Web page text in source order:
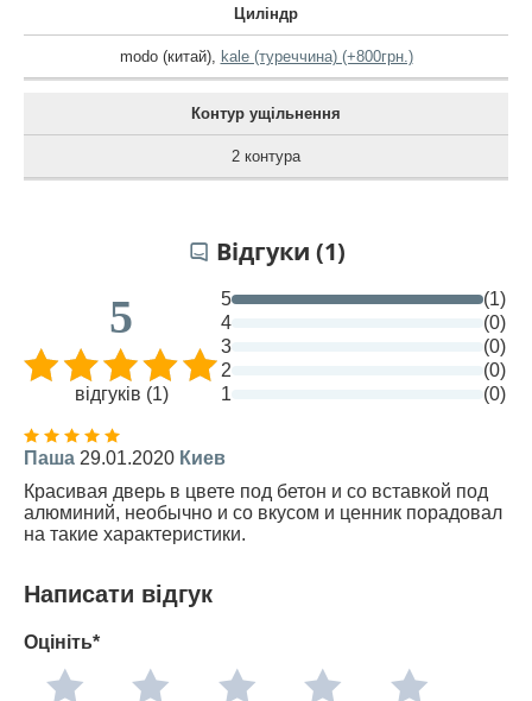
Циліндр
modo (китай), kale (туреччина) (+800грн.)
Контур ущільнення
2 контура
Відгуки (1)
5
відгуків (1)
5
(1)
4
(0)
3
(0)
2
(0)
1
(0)
Паша 29.01.2020 Киев
Красивая дверь в цвете под бетон и со вставкой под
алюминий, необычно и со вкусом и ценник порадовал
на такие характеристики.
Написати відгук
Оцініть*